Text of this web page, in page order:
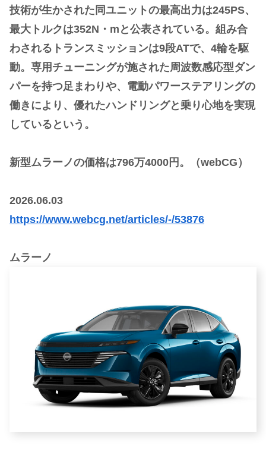
技術が生かされた同ユニットの最高出力は245PS、
最大トルクは352N・mと公表されている。組み合
わされるトランスミッションは9段ATで、4輪を駆
動。専用チューニングが施された周波数感応型ダン
パーを持つ足まわりや、電動パワーステアリングの
働きにより、優れたハンドリングと乗り心地を実現
しているという。
新型ムラーノの価格は796万4000円。（webCG）
2026.06.03
https://www.webcg.net/articles/-/53876
ムラーノ